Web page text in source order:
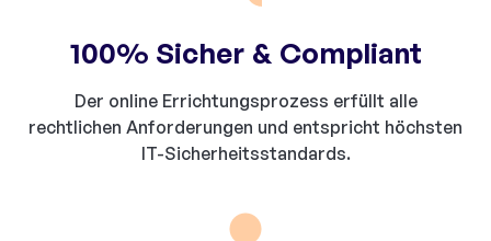
100% Sicher & Compliant
Der online Errichtungsprozess erfüllt alle
rechtlichen Anforderungen und entspricht höchsten
IT-Sicherheitsstandards.